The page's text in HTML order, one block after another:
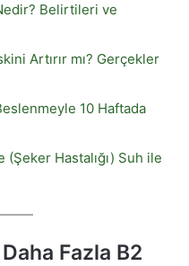
Belirtileri ve
Artırır mı? Gerçekler
10 Haftada
Hastalığı) Suh ile
Fazla B2